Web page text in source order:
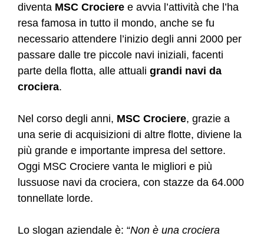
diventa MSC Crociere e avvia l’attività che l’ha
resa famosa in tutto il mondo, anche se fu
necessario attendere l’inizio degli anni 2000 per
passare dalle tre piccole navi iniziali, facenti
parte della flotta, alle attuali grandi navi da
crociera.
Nel corso degli anni, MSC Crociere, grazie a
una serie di acquisizioni di altre flotte, diviene la
più grande e importante impresa del settore.
Oggi MSC Crociere vanta le migliori e più
lussuose navi da crociera, con stazze da 64.000
tonnellate lorde.
Lo slogan aziendale è: “Non è una crociera